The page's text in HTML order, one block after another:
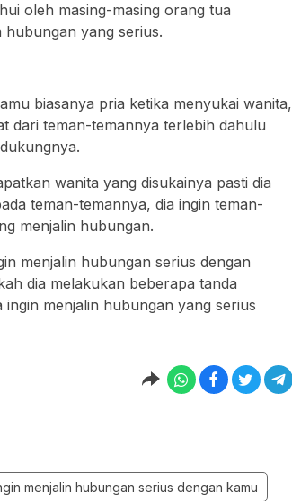
oleh masing-masing orang tua
hubungan yang serius.
biasanya pria ketika menyukai wanita,
dari teman-temannya terlebih dahulu
wanita yang disukainya pasti dia
teman-temannya, dia ingin teman-
menjalin hubungan.
menjalin hubungan serius dengan
dia melakukan beberapa tanda
menjalin hubungan yang serius
menjalin hubungan serius dengan kamu